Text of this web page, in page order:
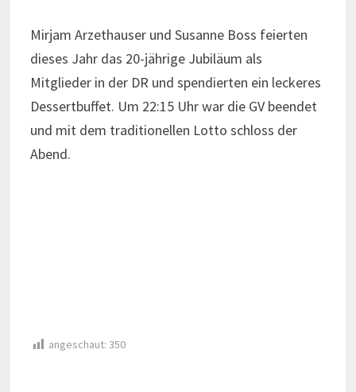
Mirjam Arzethauser und Susanne Boss feierten
dieses Jahr das 20-jährige Jubiläum als
Mitglieder in der DR und spendierten ein leckeres
Dessertbuffet. Um 22:15 Uhr war die GV beendet
und mit dem traditionellen Lotto schloss der
Abend.
angeschaut: 350